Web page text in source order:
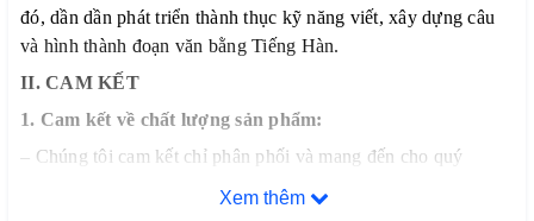
đó, dần dần phát triển thành thục kỹ năng viết, xây dựng câu
và hình thành đoạn văn bằng Tiếng Hàn.
II. CAM KẾT
1. Cam kết về chất lượng sản phẩm:
– Chúng tôi cam kết chỉ phân phối và mang đến cho quý
khách hàng những đầu sách tiếng Hàn chất lượng tốt nhất trên
Xem thêm